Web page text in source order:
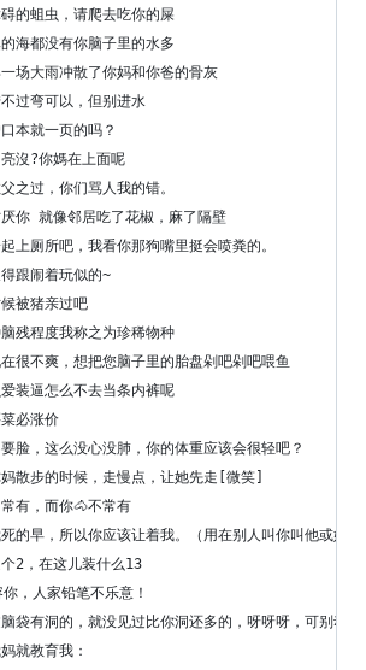
的蛆虫，请爬去吃你的屎
海都没有你脑子里的水多
场大雨冲散了你妈和你爸的骨灰
过弯可以，但别进水
本就一页的吗？
沒?你媽在上面呢
之过，你们骂人我的错。
你 就像邻居吃了花椒，麻了隔壁
上厕所吧，我看你那狗嘴里挺会喷粪的。
跟闹着玩似的~
被猪亲过吧
残程度我称之为珍稀物种
很不爽，想把您脑子里的胎盘剁吧剁吧喂鱼
装逼怎么不去当条内裤呢
必涨价
脸，这么没心没肺，你的体重应该会很轻吧？
散步的时候，走慢点，让她先走[微笑]
有，而你🐴不常有
的早，所以你应该让着我。（用在别人叫你叫他或她
2，在这儿装什么13
，人家铅笔不乐意！
袋有洞的，就没见过比你洞还多的，呀呀呀，可别动
就教育我：